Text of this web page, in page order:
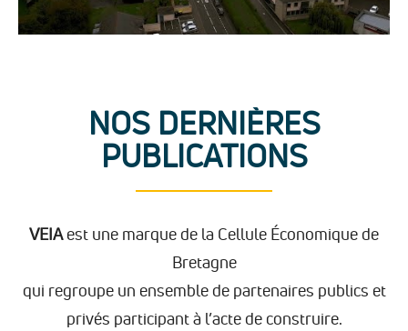
NOS DERNIÈRES
PUBLICATIONS
VEIAest une marque de la Cellule Économique de
Bretagne
qui regroupe un ensemble de partenaires publics et
privés participant à l’acte de construire.